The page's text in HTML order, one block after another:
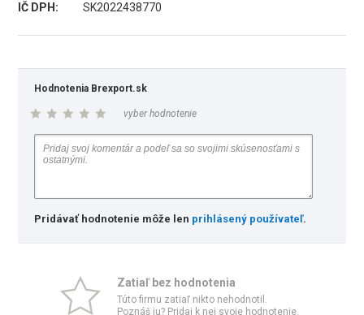
IČ DPH:
SK2022438770
Hodnotenia Brexport.sk
vyber hodnotenie
Pridávať hodnotenie môže len prihlásený používateľ.
Zatiaľ bez hodnotenia
Túto firmu zatiaľ nikto nehodnotil.
Poznáš ju? Pridaj k nej svoje hodnotenie.